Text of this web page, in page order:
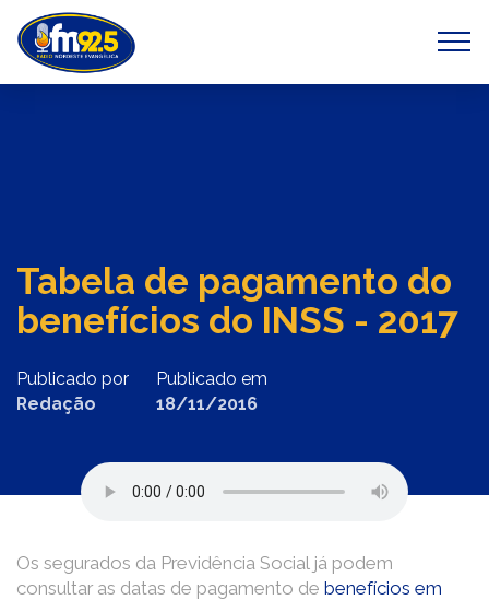
Previous Next
Tabela de pagamento do
benefícios do INSS - 2017
Publicado por
Redação
Publicado em
18/11/2016
Os segurados da Previdência Social já podem
consultar as datas de pagamento de benefícios em